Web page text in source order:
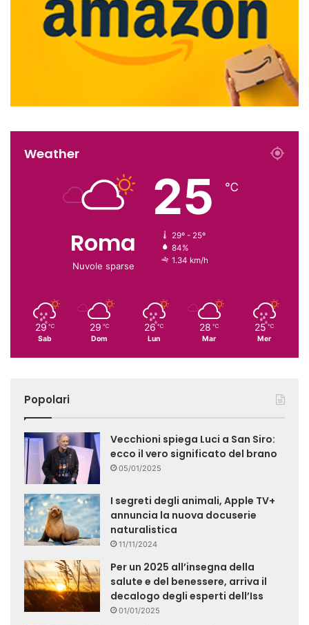
Weather
Roma
Nuvole sparse
25 ℃
29º - 25º
84%
1.34 km/h
29 ℃
Sab
29 ℃
Dom
26 ℃
Lun
28 ℃
Mar
25 ℃
Mer
Popolari
Vecchioni spiega Luci a San Siro:
ecco il vero significato del brano
05/01/2025
I segreti degli animali, Apple TV+
annuncia la nuova docuserie
naturalistica
11/11/2024
Per un 2025 all’insegna della
salute e del benessere, arriva il
decalogo degli esperti dell’Iss
01/01/2025